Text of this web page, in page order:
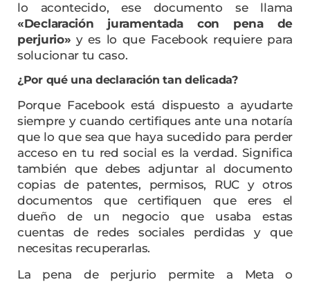
lo acontecido, ese documento se llama
«Declaración juramentada con pena de
perjurio» y es lo que Facebook requiere para
solucionar tu caso.
¿Por qué una declaración tan delicada?
Porque Facebook está dispuesto a ayudarte
siempre y cuando certifiques ante una notaría
que lo que sea que haya sucedido para perder
acceso en tu red social es la verdad. Significa
también que debes adjuntar al documento
copias de patentes, permisos, RUC y otros
documentos que certifiquen que eres el
dueño de un negocio que usaba estas
cuentas de redes sociales perdidas y que
necesitas recuperarlas.
La pena de perjurio permite a Meta o